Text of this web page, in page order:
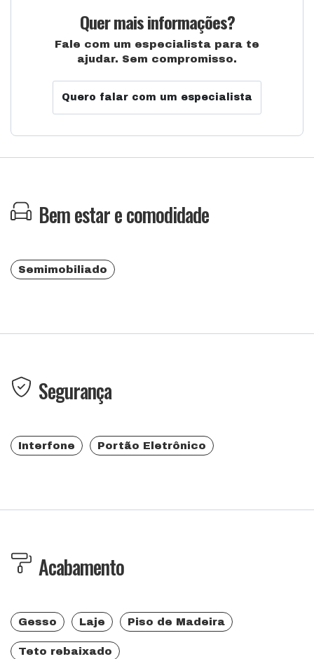
Quer mais informações?
Fale com um especialista para te
ajudar. Sem compromisso.
Quero falar com um especialista
Bem estar e comodidade
Semimobiliado
Segurança
Interfone Portão Eletrônico
Acabamento
Gesso Laje Piso de Madeira
Teto rebaixado